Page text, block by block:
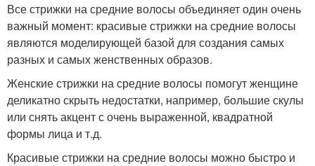
Все стрижки на средние волосы объединяет один очень
важный момент: красивые стрижки на средние волосы
являются моделирующей базой для создания самых
разных и самых женственных образов.
Женские стрижки на средние волосы помогут женщине
деликатно скрыть недостатки, например, большие скулы
или снять акцент с очень выраженной, квадратной
формы лица и т.д.
Красивые стрижки на средние волосы можно быстро и